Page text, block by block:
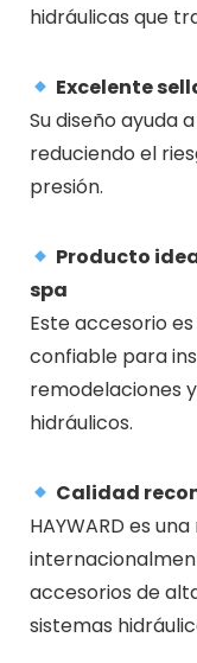
hidráulicas que
Excelente
Su diseño ayuda
reduciendo el
presión.
Producto
spa
Este accesorio
confiable para
remodelaciones
hidráulicos.
Calidad
HAYWARD es
accesorios de
sistemas